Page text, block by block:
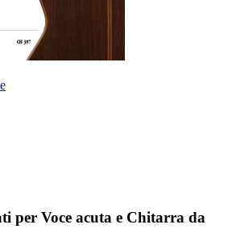
per Voce acuta e Chitarra da